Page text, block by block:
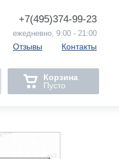
+7(495)374-99-23
ежедневно, 9:00 - 21:00
Отзывы Контакты
Корзина
Пусто